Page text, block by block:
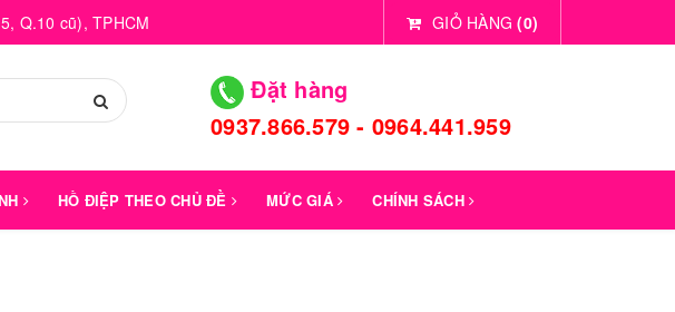
Q.10 cũ), TPHCM GIỎ HÀNG (0)
Đặt hàng
0937.866.579 - 0964.441.959
HỒ ĐIỆP THEO CHỦ ĐỀ MỨC GIÁ CHÍNH SÁCH